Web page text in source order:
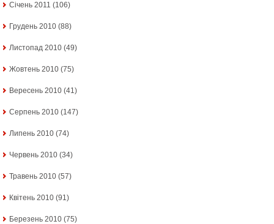
Січень 2011 (106)
Грудень 2010 (88)
Листопад 2010 (49)
Жовтень 2010 (75)
Вересень 2010 (41)
Серпень 2010 (147)
Липень 2010 (74)
Червень 2010 (34)
Травень 2010 (57)
Квітень 2010 (91)
Березень 2010 (75)